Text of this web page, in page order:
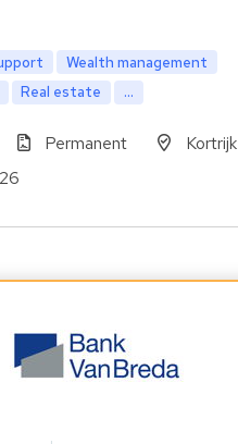
Wealth management
Real estate ...
Permanent
Kortrijk